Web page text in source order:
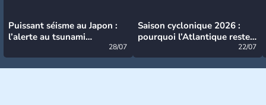
Puissant séisme au Japon :
l’alerte au tsunami
28/07
Saison cyclonique 2026 :
pourquoi l’Atlantique reste
22/07